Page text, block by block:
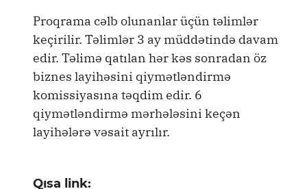
Proqrama cəlb olunanlar üçün təlimlər
keçirilir. Təlimlər 3 ay müddətində davam
edir. Təlimə qatılan hər kəs sonradan öz
biznes layihəsini qiymətləndirmə
komissiyasına təqdim edir. 6
qiymətləndirmə mərhələsini keçən
layihələrə vəsait ayrılır.
Qısa link: